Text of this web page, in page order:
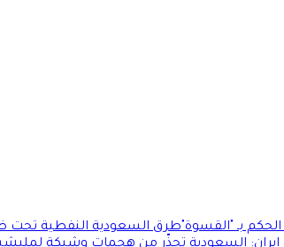
بـ "القسوة"طرق السعودية النفطية تحت
إيران: السعودية تحذّر من هجمات وشيكة